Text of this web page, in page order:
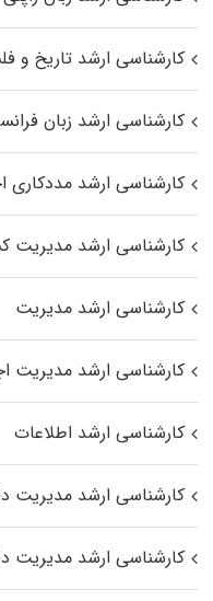
کارشناسی ارشد تاریخ و
کارشناسی ارشد زبان
کارشناسی ارشد مددکاری
کارشناسی ارشد مدیریت
کارشناسی ارشد مدیریت
کارشناسی ارشد مدیریت
کارشناسی ارشد اطلاعات
کارشناسی ارشد مدیریت
کارشناسی ارشد مدیریت